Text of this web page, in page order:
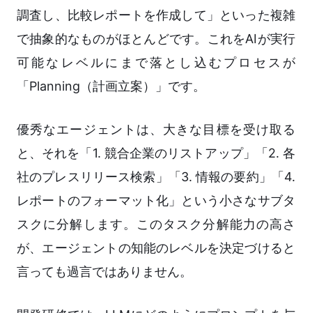
調査し、比較レポートを作成して」といった複雑
で抽象的なものがほとんどです。これをAIが実行
可能なレベルにまで落とし込むプロセスが
「Planning（計画立案）」です。
優秀なエージェントは、大きな目標を受け取る
と、それを「1. 競合企業のリストアップ」「2. 各
社のプレスリリース検索」「3. 情報の要約」「4.
レポートのフォーマット化」という小さなサブタ
スクに分解します。このタスク分解能力の高さ
が、エージェントの知能のレベルを決定づけると
言っても過言ではありません。